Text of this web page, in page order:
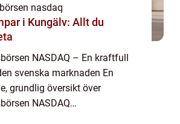
nasdaq
i Kungälv: Allt du
NASDAQ – En kraftfull
svenska marknaden En
grundlig översikt över
NASDAQ